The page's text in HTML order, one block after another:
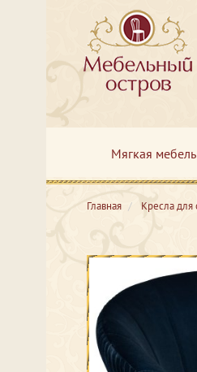
Мягкая мебель
Главная Кресла для